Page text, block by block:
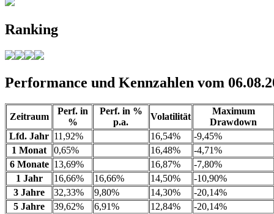
Ranking
Performance und Kennzahlen vom
Zeitraum
Perf. in
%
Perf. in %
p.a.
Volatilität
Maximum
Drawdown
Lfd. Jahr 11,92% 16,54%
-9,45%
1 Monat
0,65% 16,48%
-4,71%
6 Monate 13,69% 16,87%
-7,80%
1 Jahr
16,66% 16,66% 14,50%
-10,90%
3 Jahre
32,33% 9,80% 14,30%
-20,14%
5 Jahre
39,62% 6,91% 12,84%
-20,14%